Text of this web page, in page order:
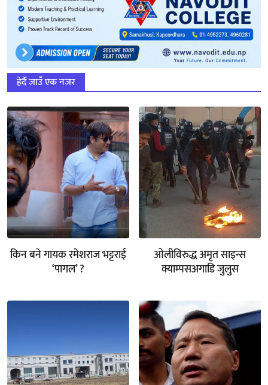
हेर्दै जाउँ एक नजर
किन बने गायक रमेशराज भट्टराई
‘पागल’ ?
ओलीविरुद्ध अमृत साइन्स
क्याम्पसअगाडि जुलुस